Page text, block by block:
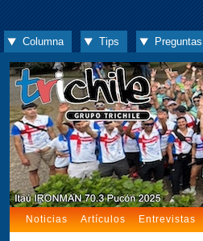
Columna Tips Preguntas
Noticias Artículos Entrevistas